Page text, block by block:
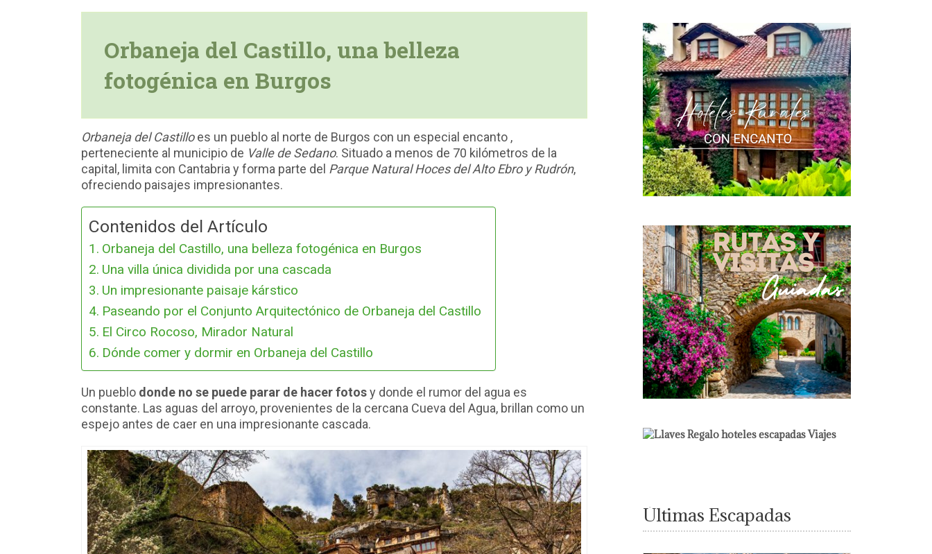
Orbaneja del Castillo, una belleza
fotogénica en Burgos
Orbaneja del Castilloes un pueblo al norte de Burgos con un especial encanto ,
perteneciente al municipio de Valle de Sedano. Situado a menos de 70 kilómetros de la
capital, limita con Cantabria y forma parte del Parque Natural Hoces del Alto Ebro y Rudrón,
ofreciendo paisajes impresionantes.
Contenidos del Artículo
Orbaneja del Castillo, una belleza fotogénica en Burgos
Una villa única dividida por una cascada
Un impresionante paisaje kárstico
Paseando por el Conjunto Arquitectónico de Orbaneja del Castillo
El Circo Rocoso, Mirador Natural
Dónde comer y dormir en Orbaneja del Castillo
Un pueblo donde no se puede parar de hacer fotosy donde el rumor del agua es
constante. Las aguas del arroyo, provenientes de la cercana Cueva del Agua, brillan como un
espejo antes de caer en una impresionante cascada.
Últimas Escapadas